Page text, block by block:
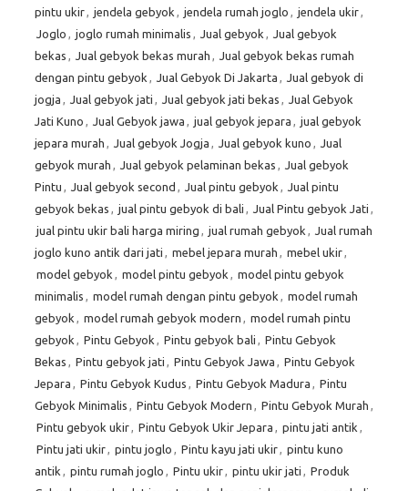
pintu ukir, jendela gebyok , jendela rumah joglo , jendela ukir,
Joglo , joglo rumah minimalis , Jual gebyok , Jual gebyok
bekas , Jual gebyok bekas murah , Jual gebyok bekas rumah
dengan pintu gebyok , Jual Gebyok Di Jakarta , Jual gebyok di
jogja , Jual gebyok jati , Jual gebyok jati bekas , Jual Gebyok
Jati Kuno , Jual Gebyok jawa , jual gebyok jepara , jual gebyok
jepara murah , Jual gebyok Jogja , Jual gebyok kuno , Jual
gebyok murah , Jual gebyok pelaminan bekas , Jual gebyok
Pintu , Jual gebyok second , Jual pintu gebyok , Jual pintu
gebyok bekas , jual pintu gebyok di bali , Jual Pintu gebyok Jati ,
jual pintu ukir bali harga miring , jual rumah gebyok , Jual rumah
joglo kuno antik dari jati , mebel jepara murah , mebel ukir,
model gebyok , model pintu gebyok , model pintu gebyok
minimalis , model rumah dengan pintu gebyok , model rumah
gebyok , model rumah gebyok modern , model rumah pintu
gebyok , Pintu Gebyok , Pintu gebyok bali , Pintu Gebyok
Bekas , Pintu gebyok jati , Pintu Gebyok Jawa , Pintu Gebyok
Jepara , Pintu Gebyok Kudus , Pintu Gebyok Madura , Pintu
Gebyok Minimalis , Pintu Gebyok Modern , Pintu Gebyok Murah ,
Pintu gebyok ukir, Pintu Gebyok Ukir Jepara , pintu jati antik ,
Pintu jati ukir, pintu joglo , Pintu kayu jati ukir, pintu kuno
antik , pintu rumah joglo , Pintu ukir, pintu ukir jati , Produk